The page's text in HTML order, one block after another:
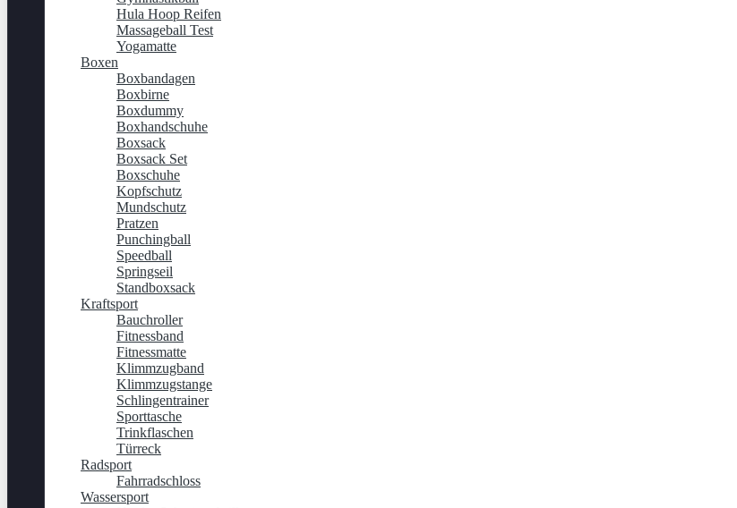
Hula Hoop Reifen
Massageball Test
Yogamatte
Boxen
Boxbandagen
Boxbirne
Boxdummy
Boxhandschuhe
Boxsack
Boxsack Set
Boxschuhe
Kopfschutz
Mundschutz
Pratzen
Punchingball
Speedball
Springseil
Standboxsack
Kraftsport
Bauchroller
Fitnessband
Fitnessmatte
Klimmzugband
Klimmzugstange
Schlingentrainer
Sporttasche
Trinkflaschen
Türreck
Radsport
Fahrradschloss
Wassersport